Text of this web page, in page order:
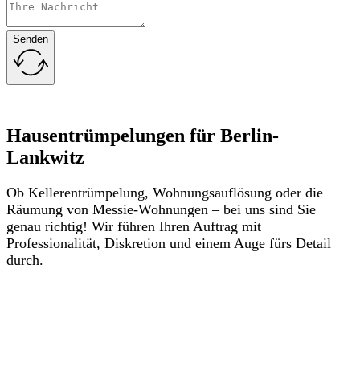
Senden
Hausentrümpelungen für Berlin-
Lankwitz
Ob Kellerentrümpelung, Wohnungsauflösung oder die
Räumung von Messie-Wohnungen – bei uns sind Sie
genau richtig! Wir führen Ihren Auftrag mit
Professionalität, Diskretion und einem Auge fürs Detail
durch.